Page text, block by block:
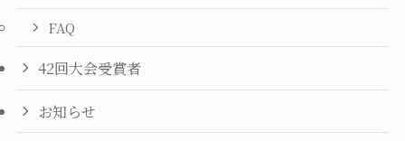
FAQ
42回大会受賞者
お知らせ